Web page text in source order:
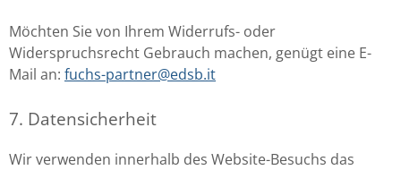
Möchten Sie von Ihrem Widerrufs- oder
Widerspruchsrecht Gebrauch machen, genügt eine E-
Mail an: fuchs-partner@edsb.it
7. Datensicherheit
Wir verwenden innerhalb des Website-Besuchs das